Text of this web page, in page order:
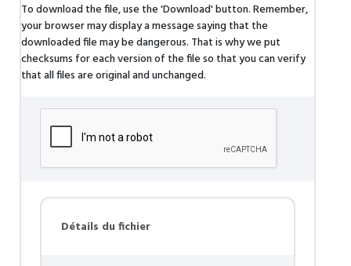
To download the file, use the 'Download' button. Remember,
your browser may display a message saying that the
downloaded file may be dangerous. That is why we put
checksums for each version of the file so that you can verify
that all files are original and unchanged.
Détails du fichier